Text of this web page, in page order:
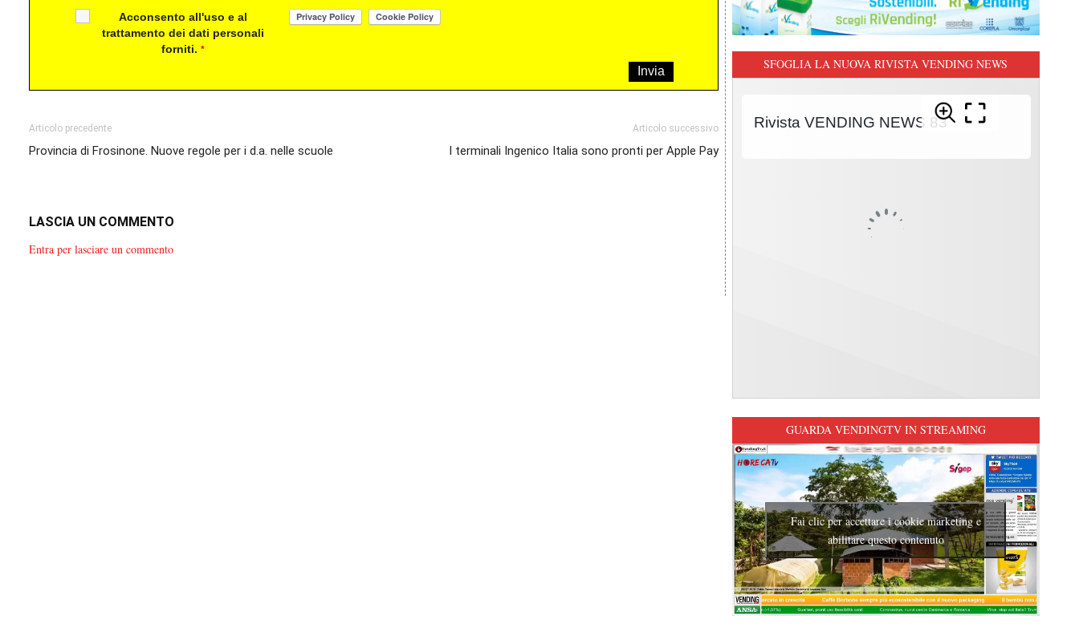
Acconsento all'uso e al
trattamento dei dati personali
forniti.*
Articolo precedente
Provincia di Frosinone. Nuove regole per i d.a. nelle scuole
Articolo successivo
I terminali Ingenico Italia sono pronti per Apple Pay
LASCIA UN COMMENTO
Entra per lasciare un commento
SFOGLIA LA NUOVA RIVISTA VENDING NEWS
GUARDA VENDINGTV IN STREAMING
Fai clic per accettare i cookie marketing e
abilitare questo contenuto